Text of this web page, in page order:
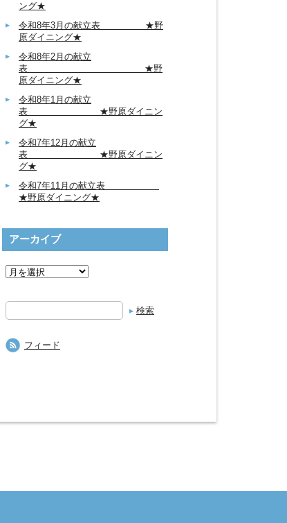
ング★
令和8年3月の献立表 ★野
原ダイニング★
令和8年2月の献立
表 ★野
原ダイニング★
令和8年1月の献立
表 ★野原ダイニン
グ★
令和7年12月の献立
表 ★野原ダイニン
グ★
令和7年11月の献立表
★野原ダイニング★
アーカイブ
索
フィード